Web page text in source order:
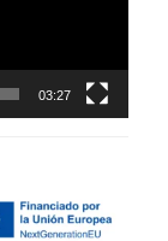
03:27